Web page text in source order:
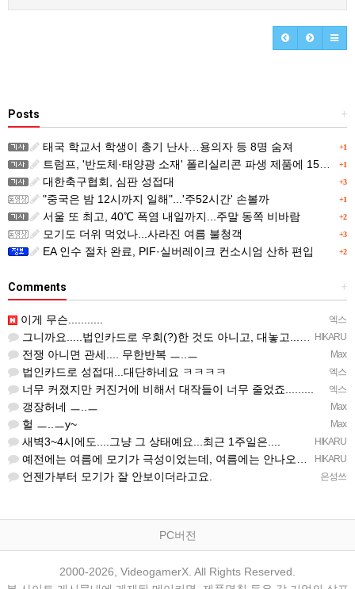
+
Posts
+1
태국 학교서 학생이 총기 난사…용의자 등 8명 숨져
+1
트럼프, '반도체·태양광 소재' 폴리실리콘 파생 제품에 15% 관세...한국 기업도 영향
+3
대한축구협회, 심판 성접대
+1
"중국은 밤 12시까지 일해"...'주52시간' 손볼까
+2
서울 또 최고, 40℃ 폭염 내일까지...주말 동쪽 비바람
+3
모기도 더위 먹었나...사라진 여름 불청객
+2
EA 인수 절차 완료, PIF·실버레이크 컨소시엄 산하 편입
+
Comments
엑스
이게 무슨...........
HIKARU
그니까요.....법인카드로 우회(?)한 것도 아니고, 대놓고...ㅋ ㅋ)
Max
전쟁 아니면 관세.... 무한반복 ㅡ..ㅡ
엑스
법인카드로 성접대...대단하네요 ㅋㅋㅋㅋ
엑스
너무 커졌지만 커진거에 비해서 대작들이 너무 줄었죠.........
Max
갱장허네 ㅡ..ㅡ
Max
헐 ㅡ..ㅡy~
HIKARU
새벽3~4시에도....그냥 그 상태예요...최근 1주일은....
HIKARU
예전에는 여름에 모기가 극성이었는데, 여름에는 안나오는 것 같은.....ㅎ ㅎ)
은성쓰
언젠가부터 모기가 잘 안보이더라고요.
PC버전
2000-2026, VideogamerX. All Rights Reserved.